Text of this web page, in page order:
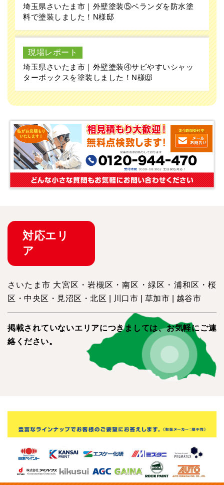
埼玉県さいたま市｜外壁塗装⑤ベランダを防水塗
料で塗装しました！N様邸
現場レポート
埼玉県さいたま市｜外壁塗装④サビやすいシャッ
ターボックスを塗装しました！N様邸
対応エリ
ア
さいたま市 大宮区・岩槻区・南区・緑区・浦和区・桜
区・中央区・見沼区・北区 | 川口市 | 草加市 | 越谷市
掲載されていないエリアにつきましては、お気軽にご連
絡ください。